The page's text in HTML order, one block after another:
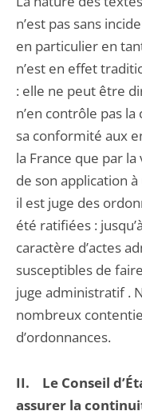
n’est pas sans
en particulier en
n’est en effet
: elle ne peut être
n’en contrôle pas
sa conformité aux
la France que par la
de son application
il est juge des
été ratifiées :
caractère d’actes
susceptibles de
juge administratif .
nombreux
d’ordonnances.
II. Le Conseil
assurer la